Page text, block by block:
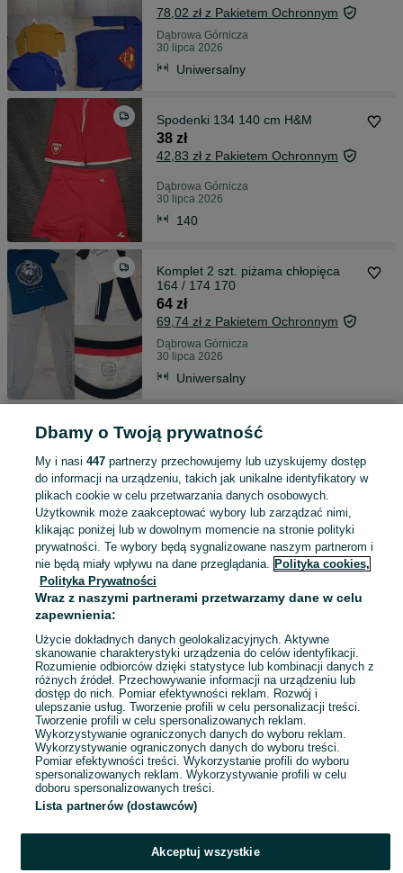
78,02 zł z Pakietem Ochronnym
Dąbrowa Górnicza
30 lipca 2026
Uniwersalny
Spodenki 134 140 cm H&M
38 zł
42,83 zł z Pakietem Ochronnym
Dąbrowa Górnicza
30 lipca 2026
140
Komplet 2 szt. piżama chłopięca
164 / 174 170
64 zł
69,74 zł z Pakietem Ochronnym
Dąbrowa Górnicza
30 lipca 2026
Uniwersalny
Sukienka 92cm pasy halka tiul +
koszula chrzest święta roczek
79 zł
85,27 zł z Pakietem Ochronnym
Dąbrowa Górnicza
30 lipca 2026
92 Srebrny
140x100
64,57 zł z Pakietem Ochronnym
Dąbrowa Górnicza
30 lipca 2026
1 2 3 ... 18
Dbamy o Twoją prywatność
My i nasi 447partnerzy przechowujemy lub uzyskujemy dostęp
do informacji na urządzeniu, takich jak unikalne identyfikatory w
plikach cookie w celu przetwarzania danych osobowych.
Użytkownik może zaakceptować wybory lub zarządzać nimi,
klikając poniżej lub w dowolnym momencie na stronie polityki
prywatności. Te wybory będą sygnalizowane naszym partnerom i
nie będą miały wpływu na dane przeglądania. Polityka cookies,
Polityka Prywatności
Wraz z naszymi partnerami przetwarzamy dane w celu
zapewnienia:
Użycie dokładnych danych geolokalizacyjnych. Aktywne
skanowanie charakterystyki urządzenia do celów identyfikacji.
Rozumienie odbiorców dzięki statystyce lub kombinacji danych z
różnych źródeł. Przechowywanie informacji na urządzeniu lub
dostęp do nich. Pomiar efektywności reklam. Rozwój i
ulepszanie usług. Tworzenie profili w celu personalizacji treści.
Tworzenie profili w celu spersonalizowanych reklam.
Wykorzystywanie ograniczonych danych do wyboru reklam.
Wykorzystywanie ograniczonych danych do wyboru treści.
Pomiar efektywności treści. Wykorzystanie profili do wyboru
spersonalizowanych reklam. Wykorzystywanie profili w celu
doboru spersonalizowanych treści.
Lista partnerów (dostawców)
Akceptuj wszystkie